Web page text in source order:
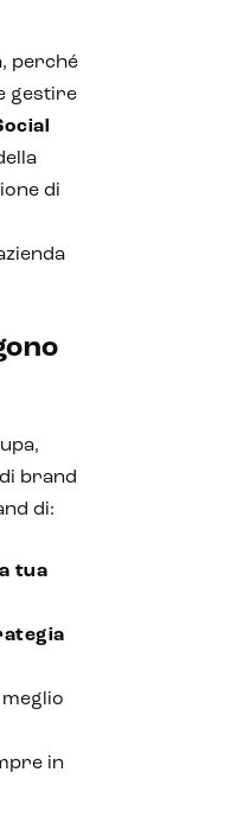
perché
gestire
di
brand
di:
tua
in